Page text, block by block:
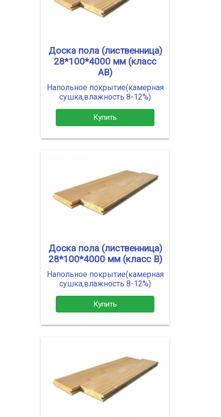
Доска пола (лиственница)
28*100*4000 мм (класс
АВ)
Напольное покрытие(камерная
сушка,влажность 8-12%)
Купить
Доска пола (лиственница)
28*100*4000 мм (класс В)
Напольное покрытие(камерная
сушка,влажность 8-12%)
Купить